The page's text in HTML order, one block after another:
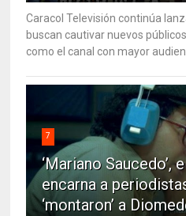
Caracol Televisión continúa
buscan cautivar nuevos
como el canal con mayor
7
‘Mariano Saucedo’,
encarna a
‘montaron’ a